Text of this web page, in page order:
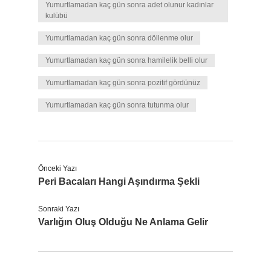
Yumurtlamadan kaç gün sonra adet olunur kadınlar
kulübü
Yumurtlamadan kaç gün sonra döllenme olur
Yumurtlamadan kaç gün sonra hamilelik belli olur
Yumurtlamadan kaç gün sonra pozitif gördünüz
Yumurtlamadan kaç gün sonra tutunma olur
Önceki Yazı
Peri Bacaları Hangi Aşındırma Şekli
Sonraki Yazı
Varlığın Oluş Olduğu Ne Anlama Gelir